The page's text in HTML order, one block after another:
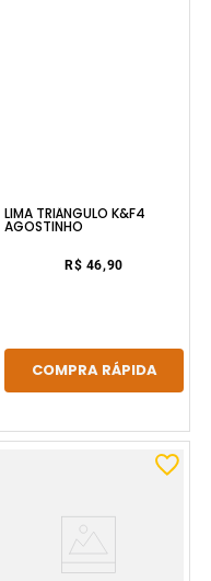
LIMA TRIÂNGULO K&F4
AGOSTINHO
R$ 46,90
COMPRA RÁPIDA